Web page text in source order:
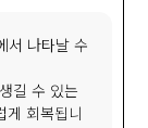
서 나타날 수
길 수 있는
게 회복됩니